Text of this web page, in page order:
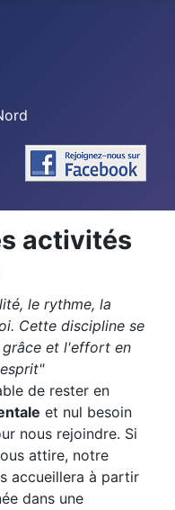
activités
le rythme, la
Cette discipline se
et l'effort en
de rester en
et nul besoin
nous rejoindre. Si
attire, notre
accueillera à partir
dans une